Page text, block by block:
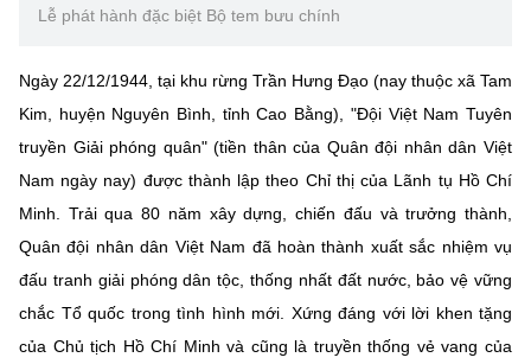
Chọn ngôn ngữ
BỘ KHOA HỌC VÀ CÔNG NGHỆ
MINISTRY OF SCIENCE AND TECHNOLOGY
Điều khoản sử dụng Theo dõi MST: Góp ý
Cơ quan chủ quản: Bộ Khoa học và Công nghệ (MST)
Chịu trách nhiệm nội dung: Nguyễn Thị Hải Hằng
Lễ phát hành đặc biệt Bộ tem bưu chính
Ngày 22/12/1944, tại khu rừng Trần Hưng Đạo (nay thuộc xã Tam
Kim, huyện Nguyên Bình, tỉnh Cao Bằng), "Đội Việt Nam Tuyên
truyền Giải phóng quân" (tiền thân của Quân đội nhân dân Việt
Nam ngày nay) được thành lập theo Chỉ thị của Lãnh tụ Hồ Chí
Minh. Trải qua 80 năm xây dựng, chiến đấu và trưởng thành,
Quân đội nhân dân Việt Nam đã hoàn thành xuất sắc nhiệm vụ
đấu tranh giải phóng dân tộc, thống nhất đất nước, bảo vệ vững
chắc Tổ quốc trong tình hình mới. Xứng đáng với lời khen tặng
của Chủ tịch Hồ Chí Minh và cũng là truyền thống vẻ vang của